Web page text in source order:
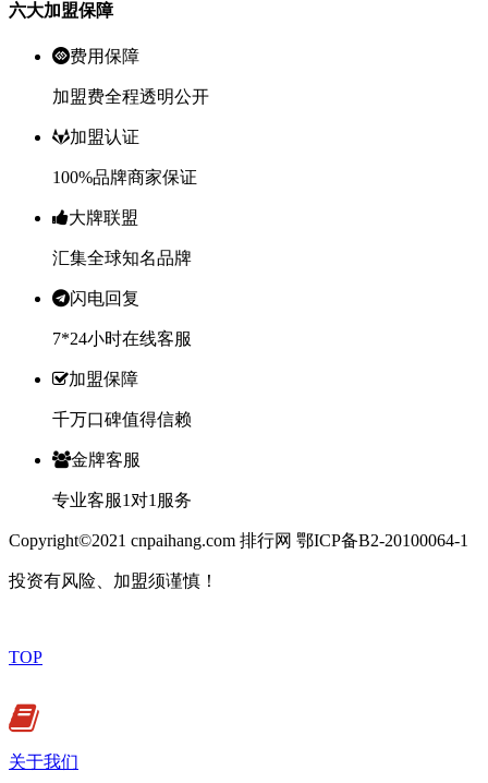
六大加盟保障
费用保障
加盟费全程透明公开
加盟认证
100%品牌商家保证
大牌联盟
汇集全球知名品牌
闪电回复
7*24小时在线客服
加盟保障
千万口碑值得信赖
金牌客服
专业客服1对1服务
Copyright©2021 cnpaihang.com 排行网 鄂ICP备B2-20100064-1
投资有风险、加盟须谨慎！
TOP
关于我们